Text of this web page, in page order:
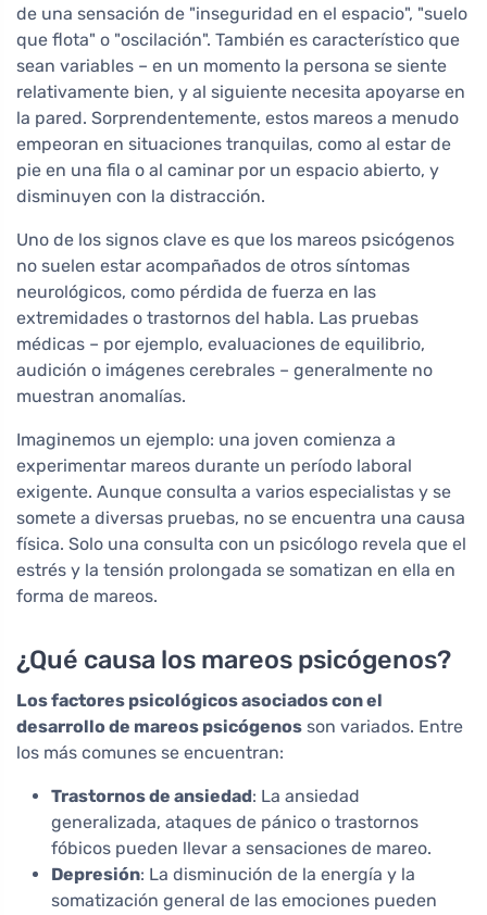
de una sensación de "inseguridad en el espacio", "suelo
que flota" o "oscilación". También es característico que
sean variables – en un momento la persona se siente
relativamente bien, y al siguiente necesita apoyarse en
la pared. Sorprendentemente, estos mareos a menudo
empeoran en situaciones tranquilas, como al estar de
pie en una fila o al caminar por un espacio abierto, y
disminuyen con la distracción.
Uno de los signos clave es que los mareos psicógenos
no suelen estar acompañados de otros síntomas
neurológicos, como pérdida de fuerza en las
extremidades o trastornos del habla. Las pruebas
médicas – por ejemplo, evaluaciones de equilibrio,
audición o imágenes cerebrales – generalmente no
muestran anomalías.
Imaginemos un ejemplo: una joven comienza a
experimentar mareos durante un período laboral
exigente. Aunque consulta a varios especialistas y se
somete a diversas pruebas, no se encuentra una causa
física. Solo una consulta con un psicólogo revela que el
estrés y la tensión prolongada se somatizan en ella en
forma de mareos.
¿Qué causa los mareos psicógenos?
Los factores psicológicos asociados con el
desarrollo de mareos psicógenos son variados. Entre
los más comunes se encuentran:
Trastornos de ansiedad: La ansiedad
generalizada, ataques de pánico o trastornos
fóbicos pueden llevar a sensaciones de mareo.
Depresión: La disminución de la energía y la
somatización general de las emociones pueden